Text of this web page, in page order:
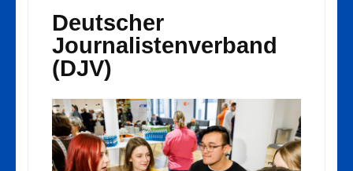
Deutscher
Journalistenverband
(DJV)